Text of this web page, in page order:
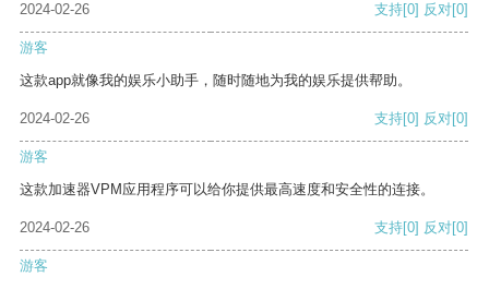
2024-02-26
支持[0] 反对[0]
游客
这款app就像我的娱乐小助手，随时随地为我的娱乐提供帮助。
2024-02-26 支持[0] 反对[0]
游客
这款加速器VPM应用程序可以给你提供最高速度和安全性的连接。
2024-02-26 支持[0] 反对[0]
游客